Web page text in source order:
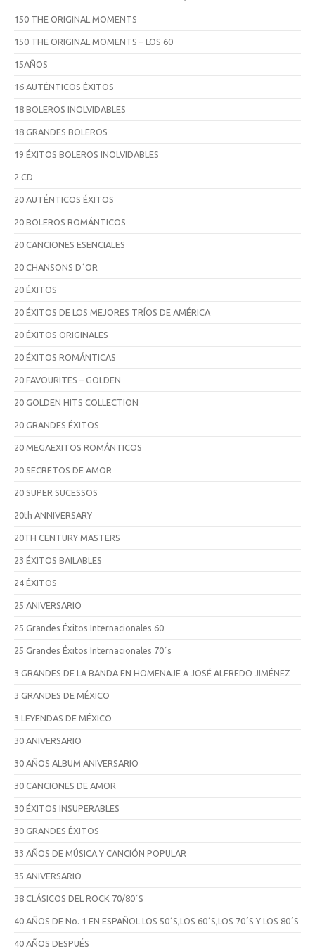
150 THE ORIGINAL MOMENTS
150 THE ORIGINAL MOMENTS – LOS 60
15AÑOS
16 AUTÉNTICOS ÉXITOS
18 BOLEROS INOLVIDABLES
18 GRANDES BOLEROS
19 ÉXITOS BOLEROS INOLVIDABLES
2 CD
20 AUTÉNTICOS ÉXITOS
20 BOLEROS ROMÁNTICOS
20 CANCIONES ESENCIALES
20 CHANSONS D´OR
20 ÉXITOS
20 ÉXITOS DE LOS MEJORES TRÍOS DE AMÉRICA
20 ÉXITOS ORIGINALES
20 ÉXITOS ROMÁNTICAS
20 FAVOURITES – GOLDEN
20 GOLDEN HITS COLLECTION
20 GRANDES ÉXITOS
20 MEGAEXITOS ROMÁNTICOS
20 SECRETOS DE AMOR
20 SUPER SUCESSOS
20th ANNIVERSARY
20TH CENTURY MASTERS
23 ÉXITOS BAILABLES
24 ÉXITOS
25 ANIVERSARIO
25 Grandes Éxitos Internacionales 60
25 Grandes Éxitos Internacionales 70´s
3 GRANDES DE LA BANDA EN HOMENAJE A JOSÉ ALFREDO JIMÉNEZ
3 GRANDES DE MÉXICO
3 LEYENDAS DE MÉXICO
30 ANIVERSARIO
30 AÑOS ALBUM ANIVERSARIO
30 CANCIONES DE AMOR
30 ÉXITOS INSUPERABLES
30 GRANDES ÉXITOS
33 AÑOS DE MÚSICA Y CANCIÓN POPULAR
35 ANIVERSARIO
38 CLÁSICOS DEL ROCK 70/80´S
40 AÑOS DE No. 1 EN ESPAÑOL LOS 50´S,LOS 60´S,LOS 70´S Y LOS 80´S
40 AÑOS DESPUÉS